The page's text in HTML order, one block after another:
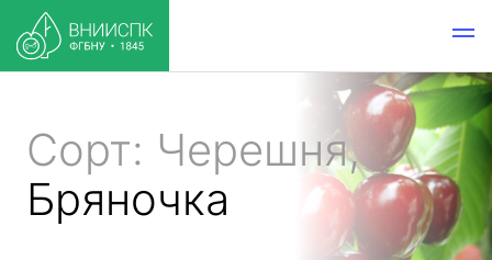
Сорт: Черешня,
Бряночка